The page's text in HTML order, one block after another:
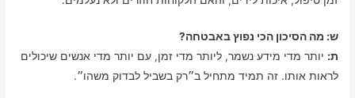
ש: מה הסיכון הכי נפוץ באבטחה?
ת: יותר מדי מידע נשמר, ליותר מדי זמן, עם יותר מדי אנשים שיכולים
לראות אותו. זה תמיד מתחיל ב״רק בשביל לבדוק משהו״.